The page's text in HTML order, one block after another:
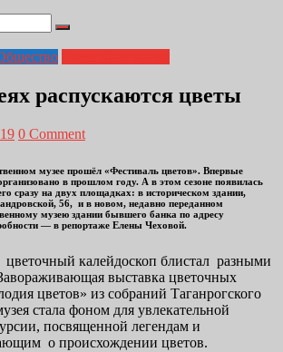
распускаются цветы
0 Comment
музее прошёл «Фестиваль цветов». Впервые
в прошлом году. А в этом сезоне появилась
сразу на двух площадках: в историческом здании,
56, и в новом, недавно переданном
музею здании бывшего банка по адресу
— в репортаже Елены Чеховой.
цветочный калейдоскоп блистал разными
выставка цветочных
цветов» из собраний Таганрогского
стала фоном для увлекательной
посвященной легендам и
о происхождении цветов.